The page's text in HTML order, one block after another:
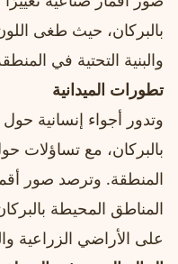
بالبركان، حيث طغى
والبنية التحتية في
تطورات الميدانية
وتدور أجواء إنسانية
بالبركان، مع تساؤلات
المنطقة. وترصد صور
المناطق المحيطة
على الأراضي الزراعية